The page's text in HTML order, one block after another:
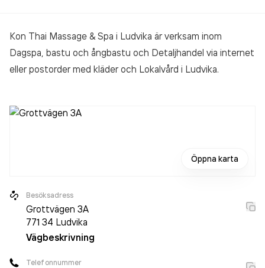
Kon Thai Massage & Spa i Ludvika är verksam inom
Dagspa, bastu och ångbastu och Detaljhandel via internet
eller postorder med kläder och Lokalvård i Ludvika.
Öppna karta
Besöksadress
Grottvägen 3A
771 34 Ludvika
Vägbeskrivning
Telefonnummer